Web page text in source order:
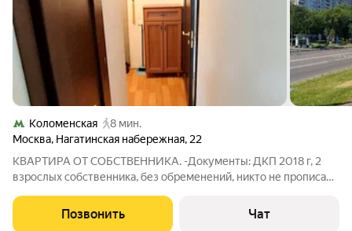
Коломенская
8 мин.
Москва, Нагатинская набережная, 22
КВАРТИРА ОТ СОБСТВЕННИКА. -Документы: ДКП 2018 г, 2
взрослых собственника, без обременений, никто не прописан -
мин. до прогулочной набережной 15 мин.( 5 станций,
Замоскворецкая линия, до Красной
Позвонить Чат